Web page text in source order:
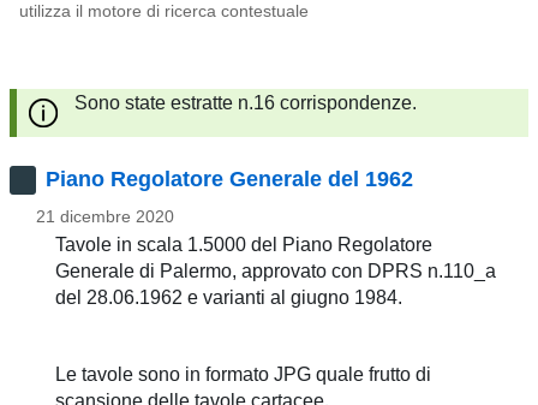
Report
Archivio
Documenti
Guida
utilizza il motore di ricerca contestuale
Sono state estratte n.16 corrispondenze.
Piano Regolatore Generale del 1962
21 dicembre 2020
Tavole in scala 1.5000 del Piano Regolatore
Generale di Palermo, approvato con DPRS n.110_a
del 28.06.1962 e varianti al giugno 1984.
Le tavole sono in formato JPG quale frutto di
scansione delle tavole cartacee.